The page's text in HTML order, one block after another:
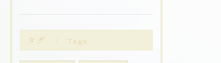
タグ Tags